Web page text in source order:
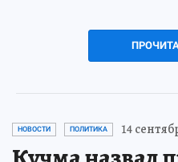
НОВОСТИ ПОЛИТИКА 14